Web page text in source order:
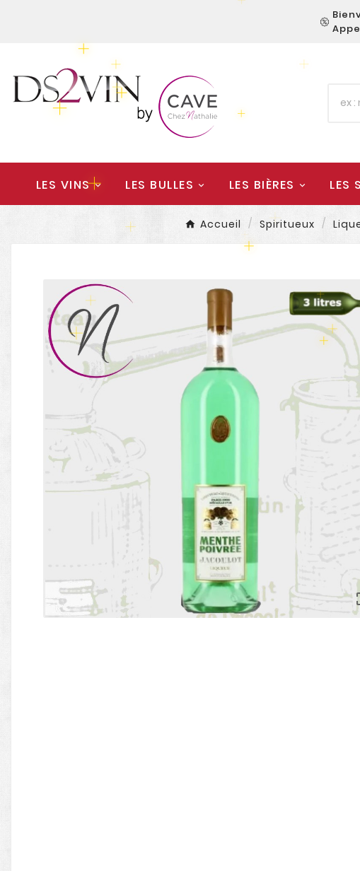
LES VINS LES BULLES LES BIÈRES LES
Accueil Spiritueux